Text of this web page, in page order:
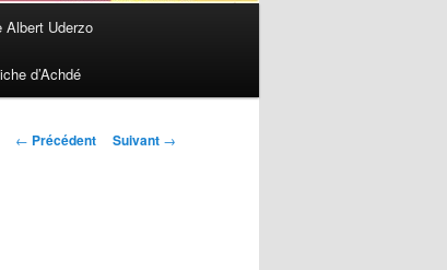
Albert Uderzo
d’Achdé
Navigation des
← Précédent Suivant →